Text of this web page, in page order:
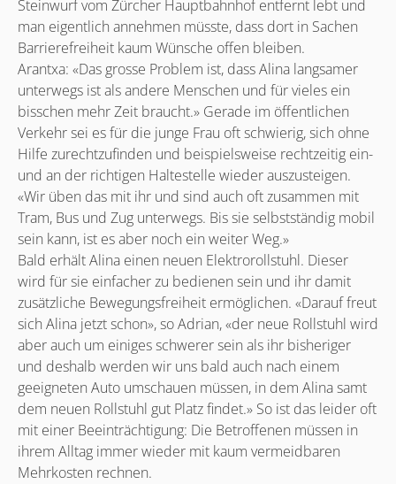
Steinwurf vom Zürcher Hauptbahnhof entfernt lebt und
man eigentlich annehmen müsste, dass dort in Sachen
Barrierefreiheit kaum Wünsche offen bleiben.
Arantxa: «Das grosse Problem ist, dass Alina langsamer
unterwegs ist als andere Menschen und für vieles ein
bisschen mehr Zeit braucht.» Gerade im öffentlichen
Verkehr sei es für die junge Frau oft schwierig, sich ohne
Hilfe zurechtzufinden und beispielsweise rechtzeitig ein-
und an der richtigen Haltestelle wieder auszusteigen.
«Wir üben das mit ihr und sind auch oft zusammen mit
Tram, Bus und Zug unterwegs. Bis sie selbstständig mobil
sein kann, ist es aber noch ein weiter Weg.»
Bald erhält Alina einen neuen Elektrorollstuhl. Dieser
wird für sie einfacher zu bedienen sein und ihr damit
zusätzliche Bewegungsfreiheit ermöglichen. «Darauf freut
sich Alina jetzt schon», so Adrian, «der neue Rollstuhl wird
aber auch um einiges schwerer sein als ihr bisheriger
und deshalb werden wir uns bald auch nach einem
geeigneten Auto umschauen müssen, in dem Alina samt
dem neuen Rollstuhl gut Platz findet.» So ist das leider oft
mit einer Beeinträchtigung: Die Betroffenen müssen in
ihrem Alltag immer wieder mit kaum vermeidbaren
Mehrkosten rechnen.